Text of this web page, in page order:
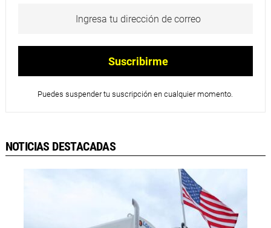
Puedes suspender tu suscripción en cualquier momento.
NOTICIAS DESTACADAS